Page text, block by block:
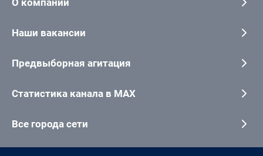
О компании
Наши вакансии
Предвыборная агитация
Статистика канала в MAX
Все города сети